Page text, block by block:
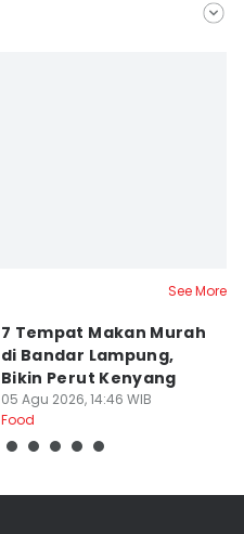
See More
7 Tempat Makan Murah
di Bandar Lampung,
Bikin Perut Kenyang
05 Agu 2026, 14:46 WIB
Food